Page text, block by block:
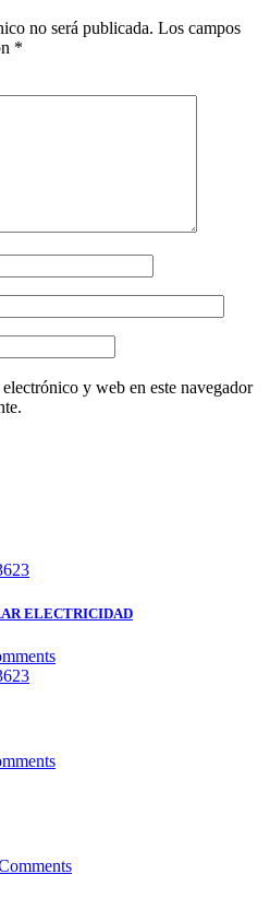
no será publicada. Los campos
*
y web en este navegador
ELECTRICIDAD